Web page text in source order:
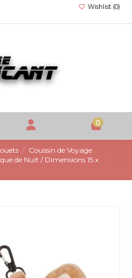
Wishlist (0)
0
Coussin de Voyage
de Nuit / Dimensions 15 x